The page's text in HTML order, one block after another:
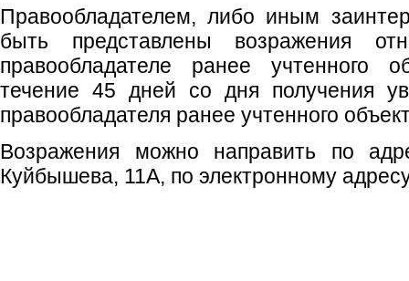
Правообладателем, либо иным
быть представлены возражения
правообладателе ранее учтенного
течение 45 дней со дня получения
правообладателя ранее учтенного
Возражения можно направить по
Куйбышева, 11А, по электронному